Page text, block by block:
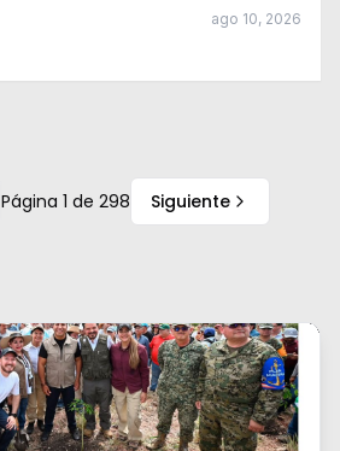
ago 10, 2026
Página 1 de 298 Siguiente